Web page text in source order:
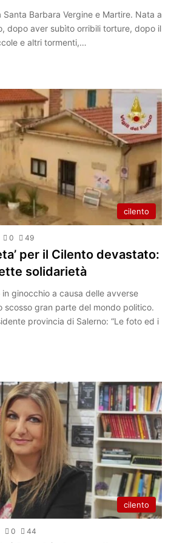
Barbara Vergine e Martire. Nata a
dopo aver subìto orribili torture, dopo il
e altri tormenti,…
cilento
0 49
per il Cilento devastato:
solidarietà
ginocchio a causa delle avverse
scosso gran parte del mondo politico.
provincia di Salerno: “Le foto ed i
cilento
0 44